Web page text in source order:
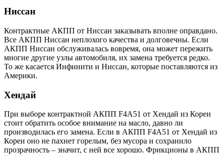
Ниссан
Контрактные АКПП от Ниссан заказывать вполне оправдано.
Все АКПП Ниссан неплохого качества и долговечны. Если
АКПП Ниссан обслуживалась вовремя, она может пережить
многие другие узлы автомобиля, их замена требуется редко.
То же касается Инфинити и Ниссан, которые поставляются из
Америки.
Хендай
При выборе контрактной АКПП F4A51 от Хендай из Кореи
стоит обратить особое внимание на масло, давно ли
производилась его замена. Если в АКПП F4A51 от Хендай из
Кореи оно не пахнет горелым, без мусора и сохранило
прозрачность – значит, с ней все хорошо. Фрикционы в АКПП